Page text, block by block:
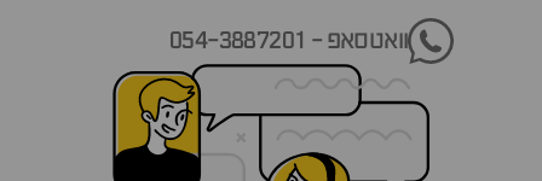
וואטסאפ - 054-3887201